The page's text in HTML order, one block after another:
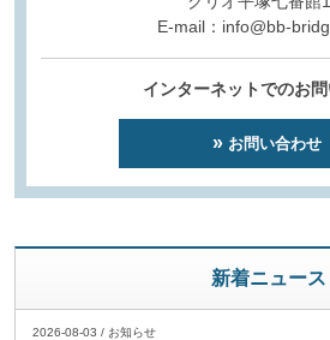
E-mail：info@bb-
インターネットでのお
お問い合わせ
新着ニュース
2026-08-03 / お知らせ